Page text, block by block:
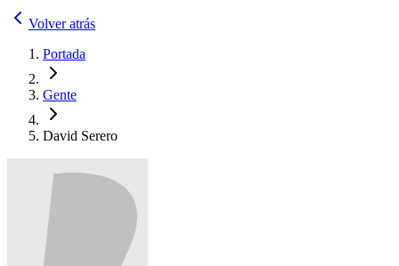
Volver atrás
Portada
Gente
David Serero